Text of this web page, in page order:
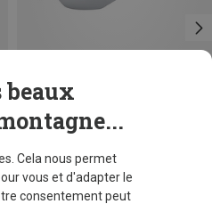
Vous économisez jusqu'à 39%
beaux
Cela nous permet
vous et d'adapter le
consentement peut